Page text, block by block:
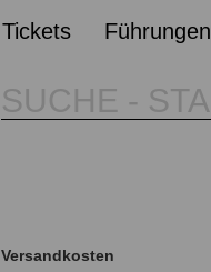
Tickets Führungen
Versandkosten